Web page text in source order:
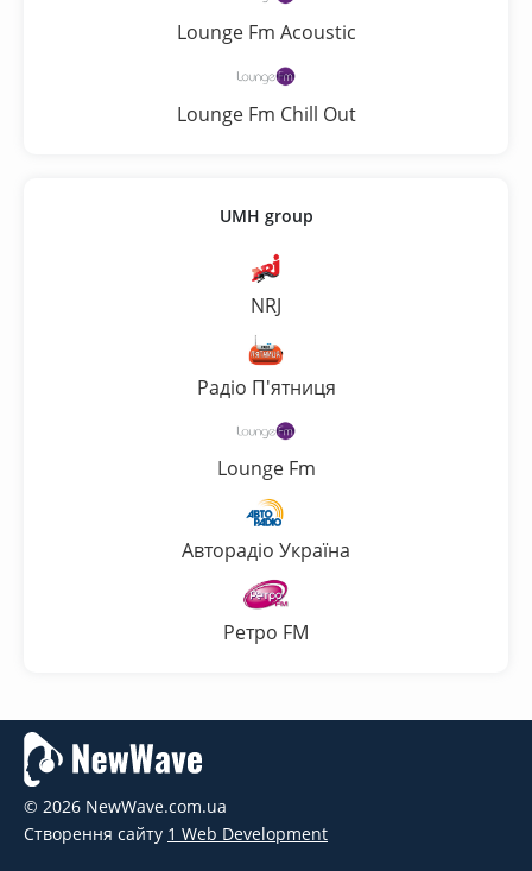
Lounge Fm Acoustic
Lounge Fm Chill Out
UMH group
NRJ
Радіо П'ятниця
Lounge Fm
Авторадіо Україна
Ретро FM
© 2026 NewWave.com.ua
Створення сайту 1 Web Development